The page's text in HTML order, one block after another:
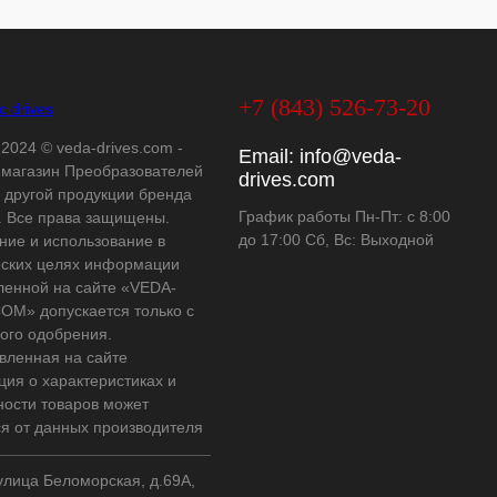
© veda-drives.com -
Преобразователей
другой продукции бренда
Все права защищены.
и использование в
целях информации
на сайте «VEDA-
допускается только с
одобрения.
на сайте
о характеристиках и
товаров может
от данных производителя
Беломорская, д.69А,
+7 (843) 526-73-20
Email: info@veda-
drives.com
График работы Пн-Пт: с 8:00
до 17:00 Сб, Вс: Выходной